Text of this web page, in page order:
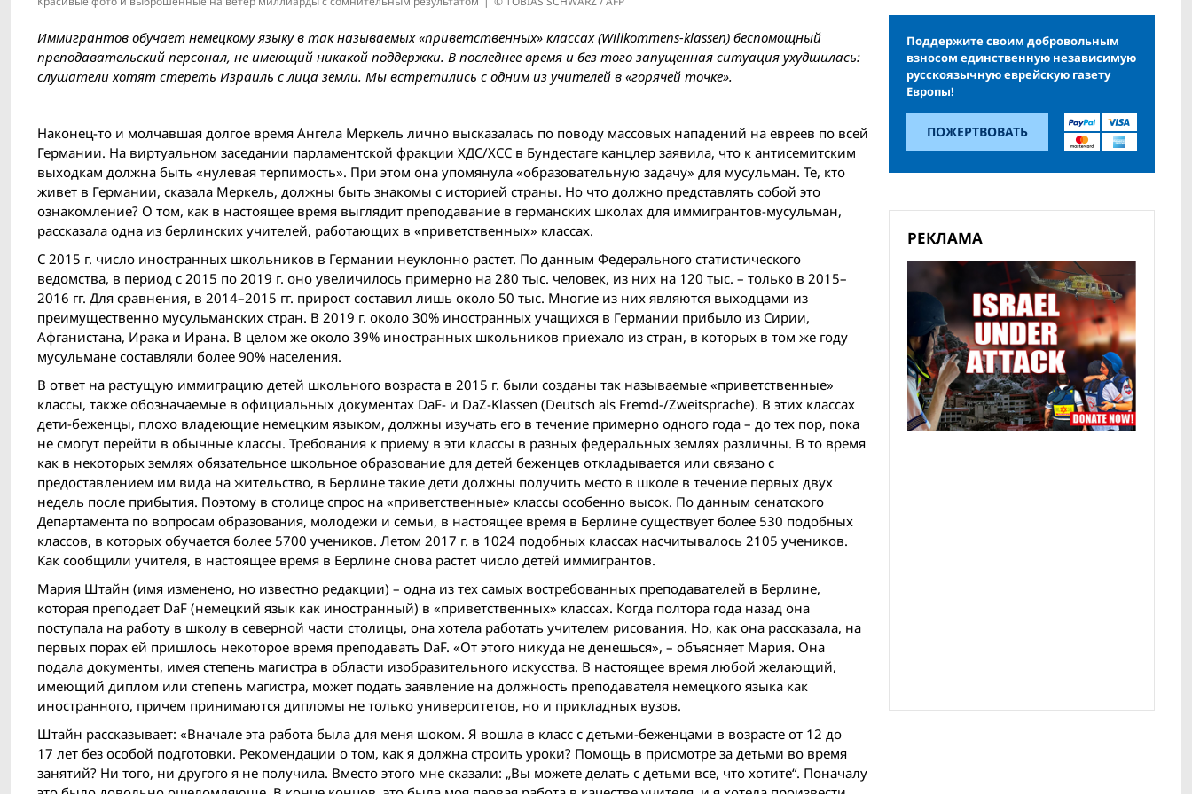
Иммигрантов обучает немецкому языку в так называемых «приветственных» классах (Willkommens-klassen) беспомощный
преподавательский персонал, не имеющий никакой поддержки. В последнее время и без того запущенная ситуация ухудшилась:
слушатели хотят стереть Израиль с лица земли. Мы встретились с одним из учителей в «горячей точке».
Наконец-то и молчавшая долгое время Ангела Меркель лично высказалась по поводу массовых нападений на евреев по всей
Германии. На виртуальном заседании парламентской фракции ХДС/ХСС в Бундестаге канцлер заявила, что к антисемитским
выходкам должна быть «нулевая терпимость». При этом она упомянула «образовательную задачу» для мусульман. Те, кто
живет в Германии, сказала Меркель, должны быть знакомы с историей страны. Но что должно представлять собой это
ознакомление? О том, как в настоящее время выглядит преподавание в германских школах для иммигрантов-мусульман,
рассказала одна из берлинских учителей, работающих в «приветственных» классах.
С 2015 г. число иностранных школьников в Германии неуклонно растет. По данным Федерального статистического
ведомства, в период с 2015 по 2019 г. оно увеличилось примерно на 280 тыс. человек, из них на 120 тыс. – только в 2015–
2016 гг. Для сравнения, в 2014–2015 гг. прирост составил лишь около 50 тыс. Многие из них являются выходцами из
преимущественно мусульманских стран. В 2019 г. около 30% иностранных учащихся в Германии прибылo из Сирии,
Афганистана, Ирака и Ирана. В целом же около 39% иностранных школьников приехалo из стран, в которых в том же году
мусульмане составляли более 90% населения.
В ответ на растущую иммиграцию детей школьного возраста в 2015 г. были созданы так называемые «приветственные»
классы, также обозначаемые в официальных документах DaF- и DaZ-Klassen (Deutsch als Fremd-/Zweitsprache). В этих классах
дети-беженцы, плохо владеющие немецким языком, должны изучать его в течение примерно одного года – до тех пор, пока
не смогут перейти в обычные классы. Требования к приему в эти классы в разных федеральных землях различны. В то время
как в некоторых землях обязательное школьное образование для детей беженцев откладывается или связано с
предоставлением им вида на жительство, в Берлине такие дети должны получить место в школе в течение первых двух
недель после прибытия. Поэтому в столице спрос на «приветственные» классы особенно высок. По данным сенатского
Департамента по вопросам образования, молодежи и семьи, в настоящее время в Берлине существует более 530 подобных
классов, в которых обучается более 5700 учеников. Летом 2017 г. в 1024 подобных классах насчитывалось 2105 учеников.
Как сообщили учителя, в настоящее время в Берлине снова растет число детей иммигрантов.
Мария Штайн (имя изменено, но известно редакции) – одна из тех самых востребованных преподавателей в Берлине,
которая преподает DaF (немецкий язык как иностранный) в «приветственных» классах. Когда полтора года назад она
поступала на работу в школу в северной части столицы, она хотела работать учителем рисования. Но, как она рассказала, на
первых порах ей пришлось некоторое время преподавать DaF. «От этого никуда не денешься», – объясняет Мария. Она
подала документы, имея степень магистра в области изобразительного искусства. В настоящее время любой желающий,
имеющий диплом или степень магистра, может подать заявление на должность преподавателя немецкого языка как
иностранного, причем принимаются дипломы не только университетов, но и прикладных вузов.
Штайн рассказывает: «Вначале эта работа была для меня шоком. Я вошла в класс с детьми-беженцами в возрасте от 12 до
17 лет без особой подготовки. Рекомендации о том, как я должна строить уроки? Помощь в присмотре за детьми во время
занятий? Ни того, ни другого я не получила. Вместо этого мне сказали: „Вы можете делать с детьми все, что хотите“. Поначалу
Поддержите своим добровольным
взносом единственную независимую
русскоязычную еврейскую газету
Европы!
ПОЖЕРТВОВАТЬ
РЕКЛАМА